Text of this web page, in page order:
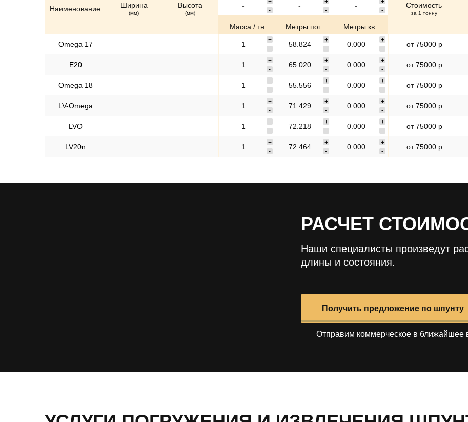
Наименование Ширина
(мм)
Высота
(мм)
Стоимость
за 1 тонну
Масса / тн Метры пог. Метры кв.
Omega 17 от 75000 р
E20 от 75000 р
Omega 18 от 75000 р
LV-Omega от 75000 р
LVO от 75000 р
LV20n от 75000 р
РАСЧЕТ
Наши специалисты произведут
длины и состояния.
Получить предложение по шпунту
Отправим коммерческое в ближайшее